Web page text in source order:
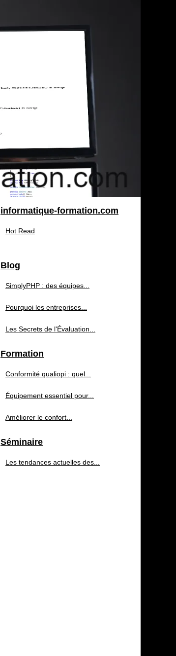
informatique-formation.com
Hot Read
Blog
SimplyPHP : des équipes...
Pourquoi les entreprises...
Les Secrets de l'Évaluation...
Formation
Conformité qualiopi : quel...
Équipement essentiel pour...
Améliorer le confort...
Séminaire
Les tendances actuelles des...